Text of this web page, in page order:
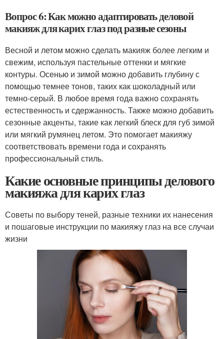
Вопрос 6: Как можно адаптировать деловой
макияж для карих глаз под разные сезоны
Весной и летом можно сделать макияж более легким и
свежим, используя пастельные оттенки и мягкие
контуры. Осенью и зимой можно добавить глубину с
помощью темнее тонов, таких как шоколадный или
темно-серый. В любое время года важно сохранять
естественность и сдержанность. Также можно добавить
сезонные акценты, такие как легкий блеск для губ зимой
или мягкий румянец летом. Это помогает макияжу
соответствовать времени года и сохранять
профессиональный стиль.
Какие основные принципы делового
макияжа для карих глаз
Советы по выбору теней, разные техники их нанесения
и пошаговые инструкции по макияжу глаз на все случаи
жизни